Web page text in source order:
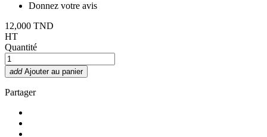
Donnez votre avis
12,000 TND
HT
Quantité
add Ajouter au panier
Partager